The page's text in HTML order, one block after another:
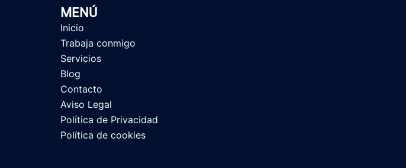
MENÚ
Inicio
Trabaja conmigo
Servicios
Blog
Contacto
Aviso Legal
Política de Privacidad
Política de cookies